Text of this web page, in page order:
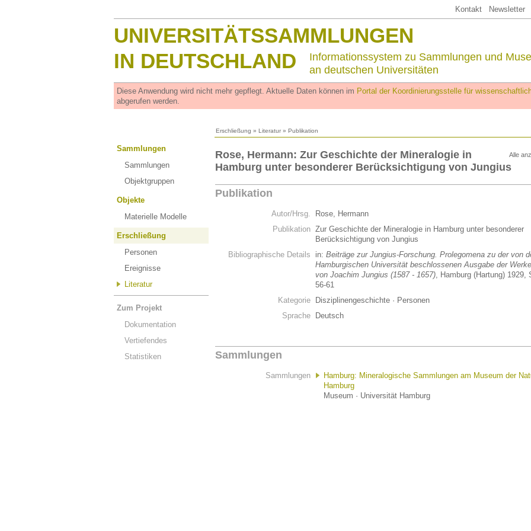
Kontakt Newsletter
UNIVERSITÄTSSAMMLUNGEN
IN DEUTSCHLAND
Informationssystem zu Sammlungen und
an deutschen Universitäten
Diese Anwendung wird nicht mehr gepflegt. Aktuelle Daten können im Portal der Koordinierungsstelle für
abgerufen werden.
Erschließung » Literatur » Publikation
Sammlungen
Sammlungen
Objektgruppen
Objekte
Materielle Modelle
Erschließung
Personen
Ereignisse
Literatur
Zum Projekt
Dokumentation
Vertiefendes
Statistiken
Alle
Rose, Hermann: Zur Geschichte der Mineralogie in
Hamburg unter besonderer Berücksichtigung von Jungius
Publikation
Autor/Hrsg.
Rose, Hermann
Publikation Zur Geschichte der Mineralogie in Hamburg unter besonderer
Berücksichtigung von Jungius
Bibliographische Details
in: Beiträge zur Jungius-Forschung. Prolegomena zu der von
Hamburgischen Universität beschlossenen Ausgabe der Werke
von Joachim Jungius (1587 - 1657), Hamburg (Hartung) 1929,
56-61
Kategorie
Disziplinengeschichte · Personen
Sprache
Deutsch
Sammlungen
Sammlungen
Hamburg: Mineralogische Sammlungen am Museum der
Hamburg
Museum · Universität Hamburg